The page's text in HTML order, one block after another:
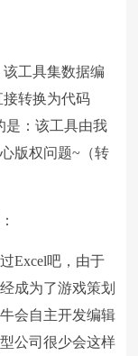
工具集数据编
接转换为代码
是：该工具由我
版权问题~（转
Excel吧，由于
成为了游戏策划
会自主开发编辑
公司很少会这样